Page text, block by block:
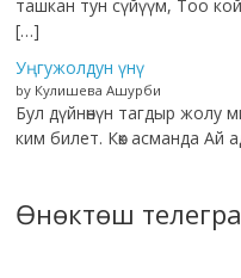
ташкан тун сүйүүм, Тоо
[…]
Уңгужолдун үнү
by Кулишева Ашурби
Бул дүйнөнүн тагдыр жолу
ким билет. Көк асманда Ай
Өнөктөш